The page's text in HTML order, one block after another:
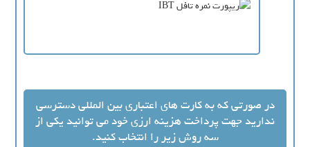
در صورتی که به کارت های اعتباری بین المللی دسترسی
ندارید جهت پرداخت هزینه ارزی خود می توانید یکی از
سه روش زیر را انتخاب کنید.